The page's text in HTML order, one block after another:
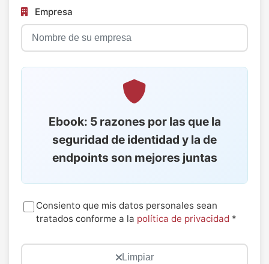
Empresa
Ebook: 5 razones por las que la
seguridad de identidad y la de
endpoints son mejores juntas
Consiento que mis datos personales sean
tratados conforme a la política de privacidad *
Limpiar